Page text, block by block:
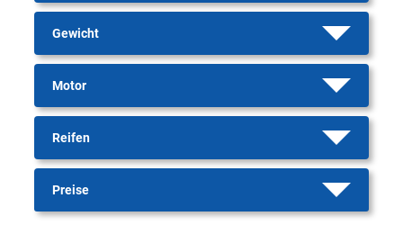
Gewicht
Motor
Reifen
Preise